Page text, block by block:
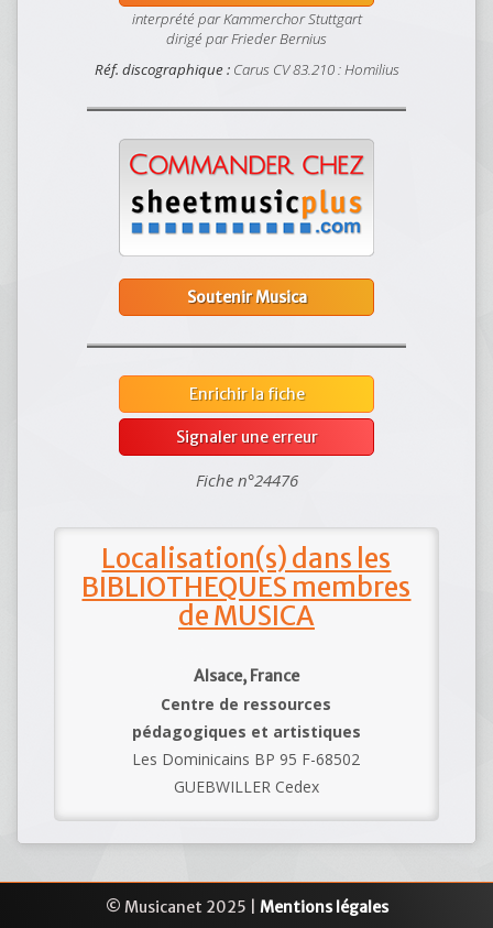
interprété par Kammerchor Stuttgart
dirigé par Frieder Bernius
Réf. discographique :Carus CV 83.210 : Homilius
Soutenir Musica
Enrichir la fiche
Signaler une erreur
Fiche n°24476
Localisation(s) dans les
BIBLIOTHEQUES membres
de MUSICA
Alsace, France
Centre de ressources
pédagogiques et artistiques
Les Dominicains BP 95 F-68502
GUEBWILLER Cedex
© Musicanet 2025 | Mentions légales